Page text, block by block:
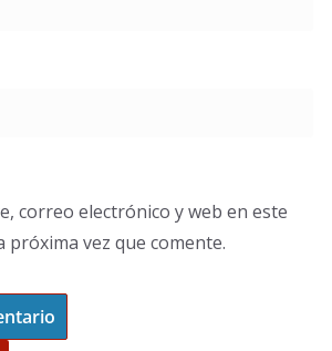
correo electrónico y web en este
próxima vez que comente.